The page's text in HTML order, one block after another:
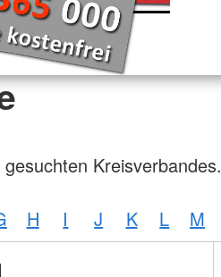
Kreisverbandes.
H I J K L M